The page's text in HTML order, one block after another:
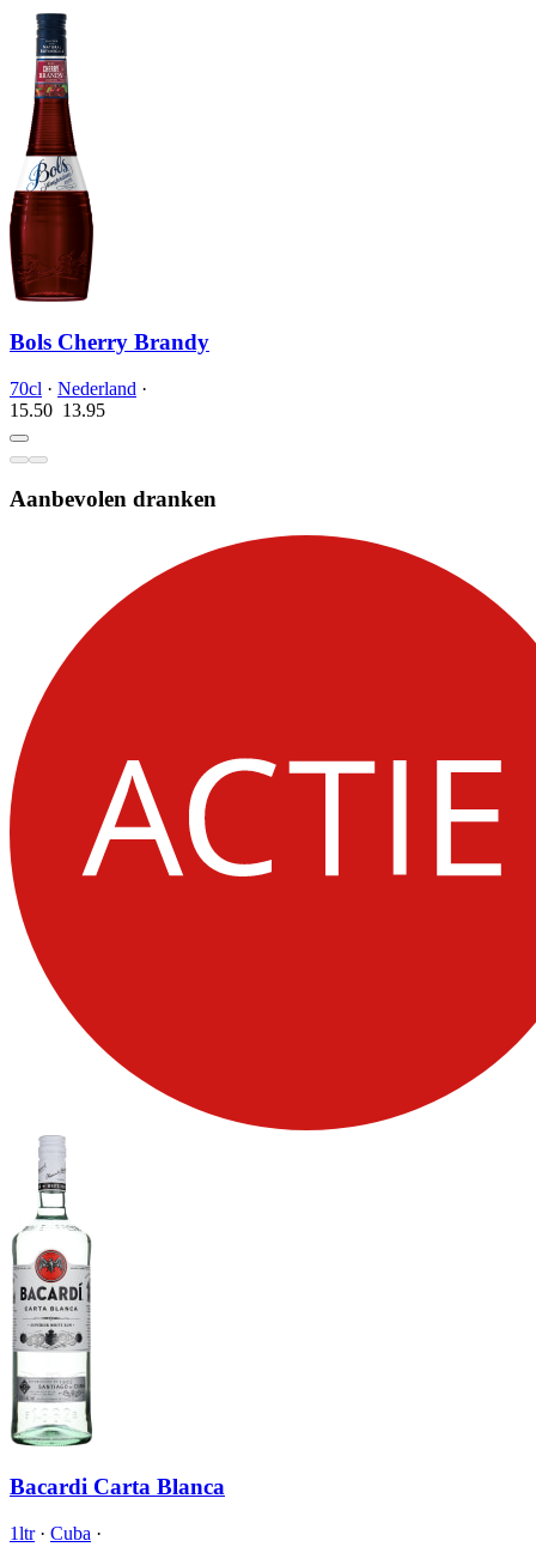
Bols Cherry Brandy
70cl · Nederland ·
15.50 13.95
Aanbevolen dranken
Bacardi Carta Blanca
1ltr· Cuba ·